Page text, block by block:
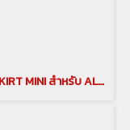
ชุดแต่ง SKIRT MINI สำหรับ ALPHARD ปี 2018-2022 ALPHARD BODY KITS ชุดแต่งสเกิร์ตมินิ ของแต่งอัลพาร์ด